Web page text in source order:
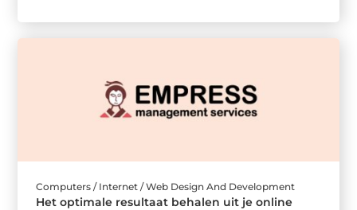
Computers / Internet / Web Design And Development
Het optimale resultaat behalen uit je online